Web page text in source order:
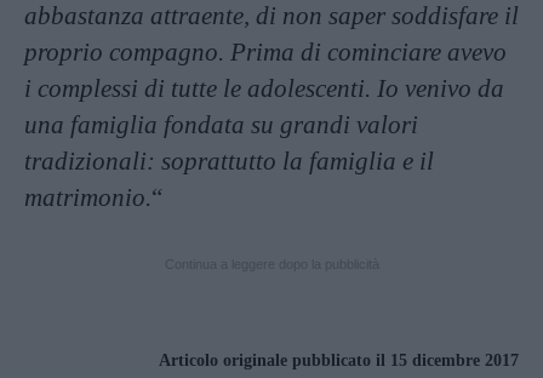
abbastanza attraente, di non saper soddisfare il
proprio compagno. Prima di cominciare avevo
i complessi di tutte le adolescenti. Io venivo da
una famiglia fondata su grandi valori
tradizionali: soprattutto la famiglia e il
matrimonio.“
Articolo originale pubblicato il 15 dicembre 2017